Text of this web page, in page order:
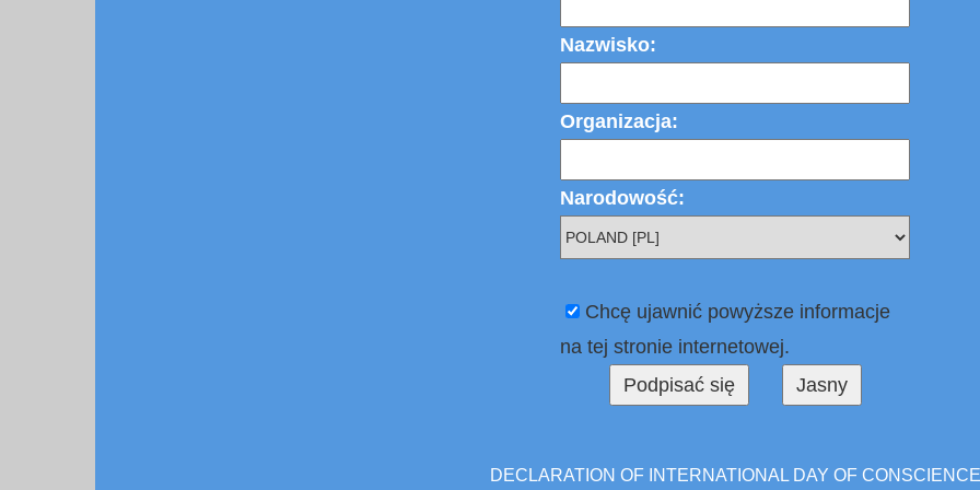
Nazwisko:
Organizacja:
Narodowość:
Chcę ujawnić powyższe informacje
na tej stronie internetowej.
DECLARATION OF INTERNATIONAL DAY OF CONSCIENCE